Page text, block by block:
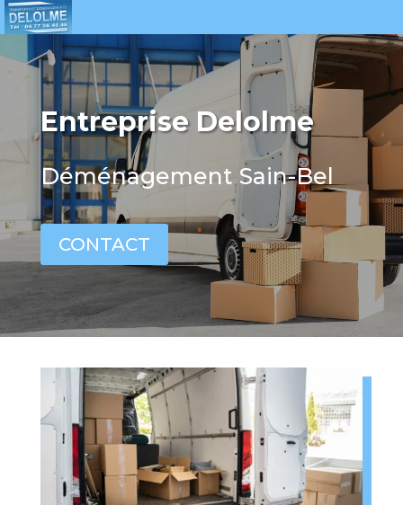
Entreprise Delolme
Déménagement Sain-Bel
CONTACT